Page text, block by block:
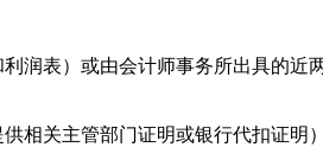
润表）或由会计师事务所出具的
相关主管部门证明或银行代扣证明